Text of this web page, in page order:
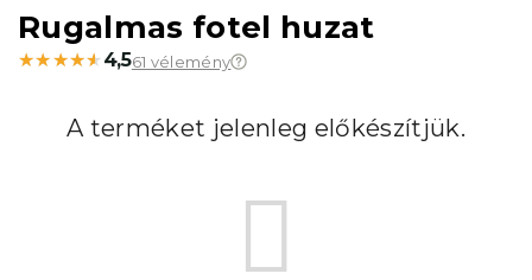
Rugalmas fotel huzat
★★★★★
★★★★★ 4,561 vélemény
A terméket jelenleg előkészítjük.